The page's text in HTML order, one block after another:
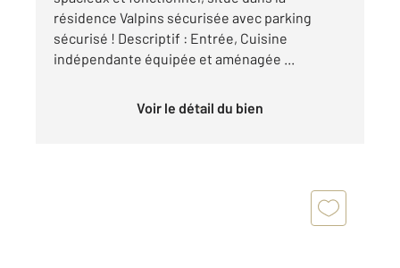
résidence Valpins sécurisée avec parking
sécurisé ! Descriptif : Entrée, Cuisine
indépendante équipée et aménagée ...
Voir le détail du bien